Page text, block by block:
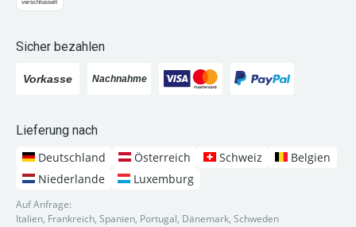
Sicher bezahlen
Lieferung nach
Deutschland
Österreich Schweiz
Belgien
Niederlande
Luxemburg
Auf Anfrage:
Italien, Frankreich, Spanien, Portugal, Dänemark, Schweden